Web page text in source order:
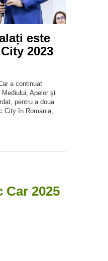
este
2023
a continuat
Apelor şi
pentru a doua
City în Romania,
Car 2025